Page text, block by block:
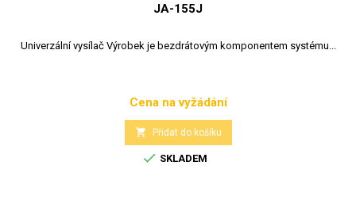
JA-155J
Univerzální vysílač Výrobek je bezdrátovým komponentem systému...
Cena
Cena na vyžádání
 Přidat do košíku
 SKLADEM